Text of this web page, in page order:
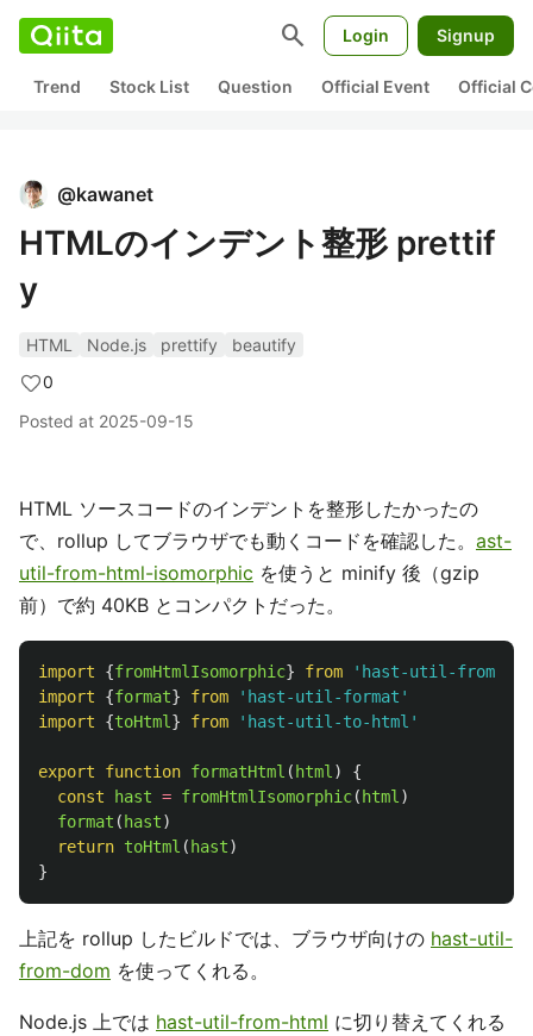
search Login Signup
Trend Stock List Question Official Event Official
@kawanet
HTMLのインデント整形 prettif
y
HTML Node.js prettify
beautify
0
Posted at 2025-09-15
HTML ソースコードのインデントを整形したかったの
で、rollup してブラウザでも動くコードを確認した。 ast-
util-from-html-isomorphic を使うと minify 後（gzip
前）で約 40KB とコンパクトだった。
import {fromHtmlIsomorphic} from ' hast-util-from-
import
{format} from ' hast-util-format '
import
{toHtml } from ' hast-util-to-html '
export function formatHtml ( html )
{
const
hast = fromHtmlIsomorphic( html )
format ( hast)
return toHtml ( hast)
}
上記を rollup したビルドでは、ブラウザ向けの hast-util-
from-dom を使ってくれる。
Node.js 上では hast-util-from-html に切り替えてくれる